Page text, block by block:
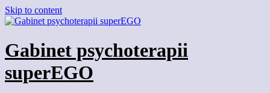
Skip to content
Gabinet psychoterapii
superEGO